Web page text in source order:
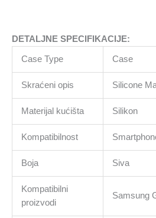
DETALJNE SPECIFIKACIJE:
Case Type Case
Skraćeni opis Silicone
Materijal kućišta Silikon
Kompatibilnost
Boja Siva
Kompatibilni
proizvodi
Samsung